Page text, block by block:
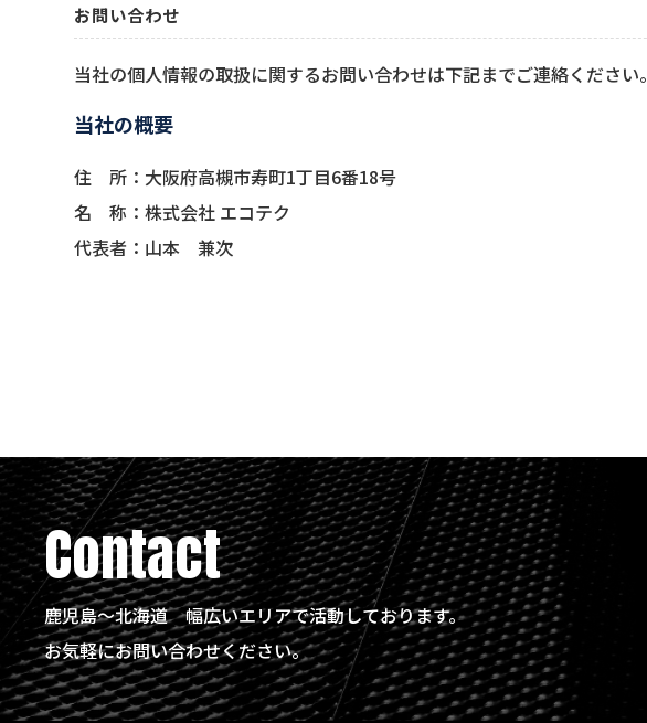
お問い合わせ
当社の個人情報の取扱に関するお問い合わせは下記までご連絡ください。
当社の概要
住 所：大阪府高槻市寿町1丁目6番18号
名 称：株式会社 エコテク
代表者：山本 兼次
Contact
鹿児島〜北海道幅広いエリアで活動しております。
お気軽にお問い合わせください。